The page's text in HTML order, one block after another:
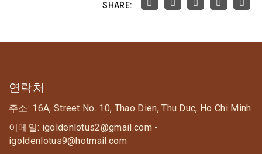
SHARE:
연락처
주소: 16A, Street No. 10, Thao Dien, Thu Duc, Ho Chi Minh
이메일: igoldenlotus2@gmail.com -
igoldenlotus9@hotmail.com